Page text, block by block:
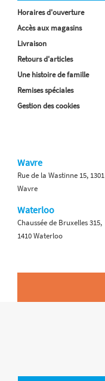
Horaires d'ouverture
Accès aux magasins
Livraison
Retours d'articles
Une histoire de famille
Remises spéciales
Gestion des cookies
Wavre
Rue de la Wastinne 15, 1301
Wavre
Waterloo
Chaussée de Bruxelles 315,
1410 Waterloo